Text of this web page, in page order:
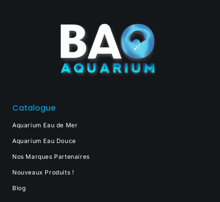
Catalogue
Aquarium Eau de Mer
Aquarium Eau Douce
Nos Marques Partenaires
Nouveaux Produits !
Blog